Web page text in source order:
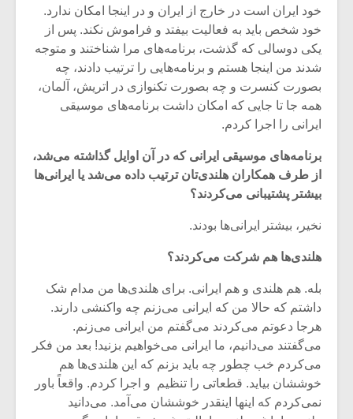
خود ایران است در خارج از ایران و در اینجا امکان ندارد.
خود شخص باید به فعالیت بیفتد و فراموش نکند. پس از
یکی دوسالی که گذشت، برنامه‌های مرا شناختند و متوجه
شدند من اینجا هستم و برنامه‌هایی را ترتیب دادند، چه
بصورت کنسرت و چه بصورت تکنوازی در اتریش، آلمان،‌
همه جا تا جایی که امکان داشت برنامه‌های موسیقی
ایرانی را اجرا کردم.
برنامه‌های موسیقی ایرانی که در آن اوایل گذاشته می‌شد،‌
از طرف همکاران هلندی‌تان ترتیب داده می‌شد یا ایرانی‌ها
بیشتر پشتیبانی می‌کردند؟
نخیر، بیشتر ایرانی‌ها بودند.
هلندی‌ها هم شرکت می‌کردند؟
بله. هم هلندی و هم ایرانی. برای هلندی‌ها من مدام شک
داشتم که حالا من که ایرانی می‌زنم چه واکنشی دارند.
هرجا دعوتم می‌کردند می‌گفتم من ایرانی می‌زنم.
می‌گفتند می‌دانیم، ما ایرانی می‌خواهیم بزنید! بعد من فکر
می‌کردم خب چطور چه باید بزنم که این هلندی‌ها هم
خوششان بیاید. قطعاتی را تنظیم ‌ و اجرا کردم. واقعاً باور
نمی‌کردم که اینها اینقدر خوششان می‌آمد. می‌دانید